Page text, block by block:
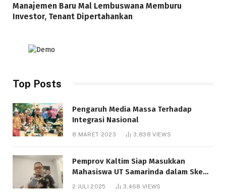
Manajemen Baru Mal Lembuswana Memburu
Investor, Tenant Dipertahankan
Top Posts
Pengaruh Media Massa Terhadap
Integrasi Nasional
8 MARET 2023 3,838VIEWS
Pemprov Kaltim Siap Masukkan
Mahasiswa UT Samarinda dalam Skema
Bantuan Pendidikan Gratispol
2 JULI 2025 3,468 VIEWS